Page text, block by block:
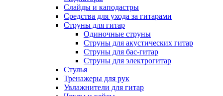
Слайды и каподастры
Средства для ухода за гитарами
Струны для гитар
Одиночные струны
Струны для акустических гитар
Струны для бас-гитар
Струны для электрогитар
Стулья
Тренажеры для рук
Увлажнители для гитар